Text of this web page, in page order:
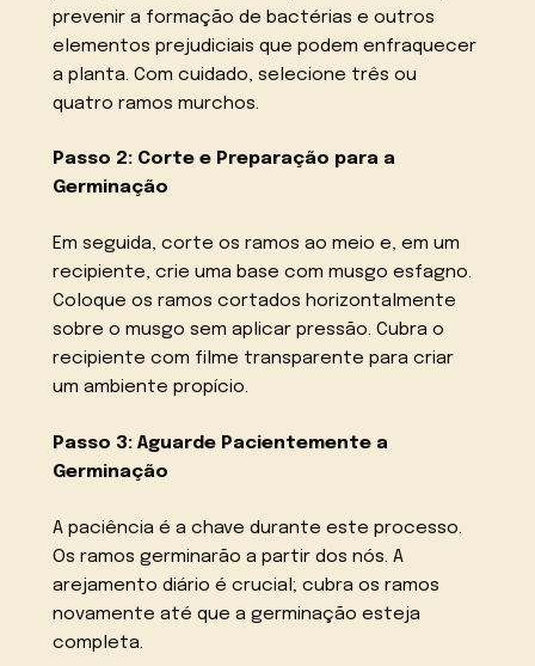
prevenir a formação de bactérias e outros
elementos prejudiciais que podem enfraquecer
a planta. Com cuidado, selecione três ou
quatro ramos murchos.
Passo 2: Corte e Preparação para a
Germinação
Em seguida, corte os ramos ao meio e, em um
recipiente, crie uma base com musgo esfagno.
Coloque os ramos cortados horizontalmente
sobre o musgo sem aplicar pressão. Cubra o
recipiente com filme transparente para criar
um ambiente propício.
Passo 3: Aguarde Pacientemente a
Germinação
A paciência é a chave durante este processo.
Os ramos germinarão a partir dos nós. A
arejamento diário é crucial; cubra os ramos
novamente até que a germinação esteja
completa.